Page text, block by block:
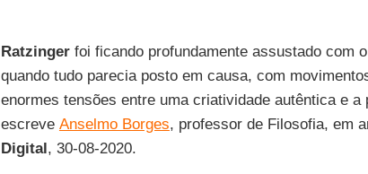
Ratzingerfoi ficando profundamente assustado com
quando tudo parecia posto em causa, com
enormes tensões entre uma criatividade autêntica e a
escreve Anselmo Borges, professor de Filosofia, em
Digital, 30-08-2020.